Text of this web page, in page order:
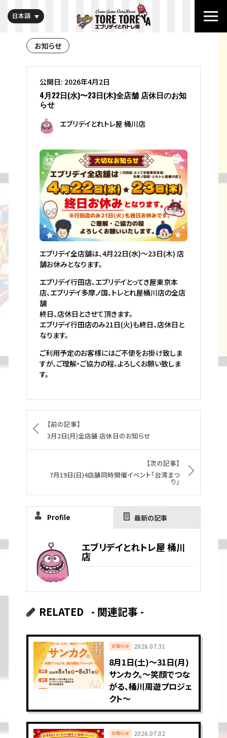
日本語
お知らせ
公開日: 2026年4月2日
4月22日(水)〜23日(木)全店舗 店休日のお知
らせ
エブリデイとれトレ屋 桶川店
エブリデイ全店舗は、4月22日(水)〜23日(木) 店
舗お休みとなります。
エブリデイ行田店、エブリデイとってき屋東京本
店、エブリデイ多摩ノ国、トレとれ屋桶川店の全店
舗
終日、店休日とさせて頂きます。
エブリデイ行田店のみ21日(火)も終日、店休日と
なります。
ご利用予定のお客様にはご不便をお掛け致しま
すが、ご理解・ご協力の程、よろしくお願い致しま
す。
【前の記事】
3月2日(月)全店舗 店休日のお知らせ
【次の記事】
7月19日(日)4店舗同時開催イベント「台湾まつ
り」
Profile 最新の記事
エブリデイとれトレ屋 桶川
店
RELATED - 関連記事 -
お知らせ
8月1日(土)〜31日(月)
サンカク。〜笑顔でつな
がる、桶川周遊プロジェ
クト〜
2026.07.31
お知らせ 2026.07.02